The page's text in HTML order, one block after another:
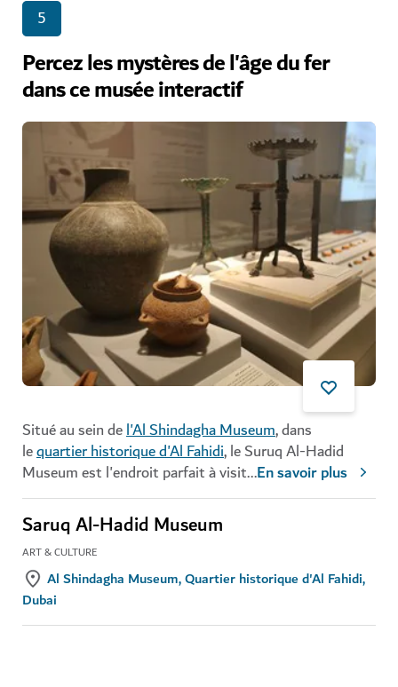
5
Percez les mystères de l'âge du fer
dans ce musée interactif
Situé au sein del'Al Shindagha Museum, dans
lequartier historique d'Al Fahidi, le Suruq Al-Hadid
Museum est l'endroit parfait à visit...En savoir plus
Saruq Al-Hadid Museum
ART & CULTURE
Al Shindagha Museum, Quartier historique d'Al Fahidi,
Dubai